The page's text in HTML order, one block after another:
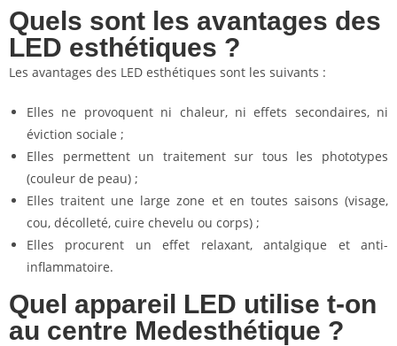
Quels sont les avantages des
LED esthétiques ?
Les avantages des LED esthétiques sont les suivants :
Elles ne provoquent ni chaleur, ni effets secondaires, ni
éviction sociale ;
Elles permettent un traitement sur tous les phototypes
(couleur de peau) ;
Elles traitent une large zone et en toutes saisons (visage,
cou, décolleté, cuire chevelu ou corps) ;
Elles procurent un effet relaxant, antalgique et anti-
inflammatoire.
Quel appareil LED utilise t-on
au centre Medesthétique ?